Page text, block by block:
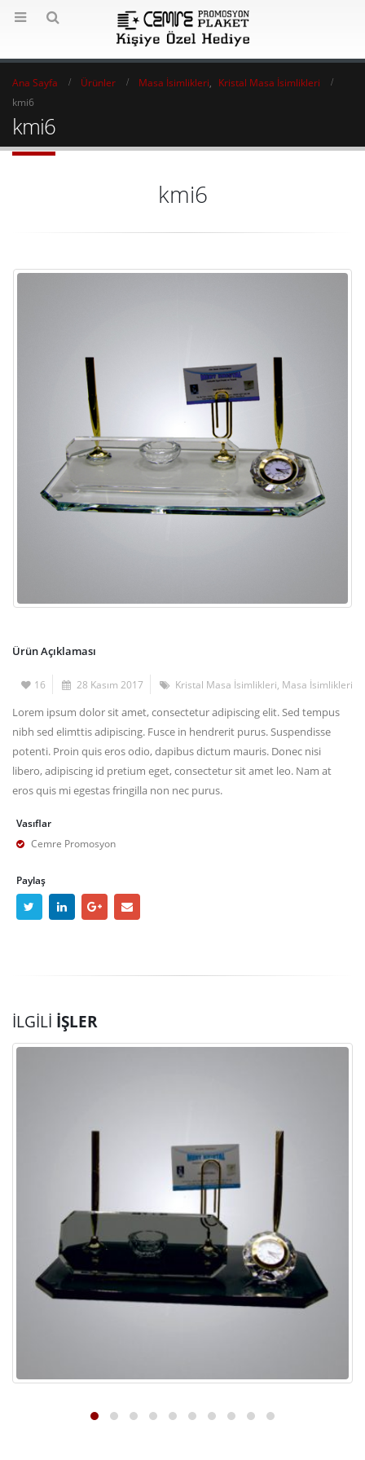
Ana Sayfa Ürünler Masa İsimlikleri
Kristal Masa İsimlikleri
kmi6
kmi6
kmi6
Ürün Açıklaması
16 28 Kasım 2017 Kristal Masa İsimlikleri Masa İsimlikleri
Lorem ipsum dolor sit amet, consectetur adipiscing elit. Sed tempus
nibh sed elimttis adipiscing. Fusce in hendrerit purus. Suspendisse
potenti. Proin quis eros odio, dapibus dictum mauris. Donec nisi
libero, adipiscing id pretium eget, consectetur sit amet leo. Nam at
eros quis mi egestas fringilla non nec purus.
Vasıflar
Cemre Promosyon
Paylaş
İLGILI İŞLER